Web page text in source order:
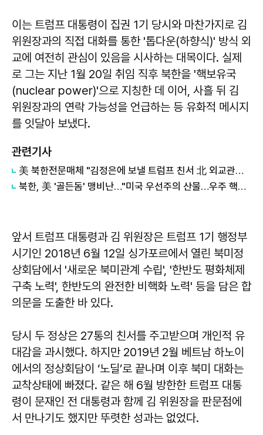
이는 트럼프 대통령이 집권 1기 당시와 마찬가지로 김
위원장과의 직접 대화를 통한 '톱다운(하향식)' 방식 외
교에 여전히 관심이 있음을 시사하는 대목이다. 실제
로 그는 지난 1월 20일 취임 직후 북한을 '핵보유국
(nuclear power)'으로 지칭한 데 이어, 사흘 뒤 김
위원장과의 연락 가능성을 언급하는 등 유화적 메시지
를 잇달아 보냈다.
관련기사
美 북한전문매체 "김정은에 보낼 트럼프 친서 北 외교관들 수령 거부"
북한, 美 '골든돔' 맹비난…"미국 우선주의 산물…우주 핵전쟁 각본"
앞서 트럼프 대통령과 김 위원장은 트럼프 1기 행정부
시기인 2018년 6월 12일 싱가포르에서 열린 북미정
상회담에서 '새로운 북미관계 수립', '한반도 평화체제
구축 노력', 한반도의 완전한 비핵화 노력' 등을 담은 합
의문을 도출한 바 있다.
당시 두 정상은 27통의 친서를 주고받으며 개인적 유
대감을 과시했다. 하지만 2019년 2월 베트남 하노이
에서의 정상회담이 ‘노딜’로 끝나며 이후 북미 대화는
교착상태에 빠졌다. 같은 해 6월 방한한 트럼프 대통
령이 문재인 전 대통령과 함께 김 위원장을 판문점에
서 만나기도 했지만 뚜렷한 성과는 없었다.